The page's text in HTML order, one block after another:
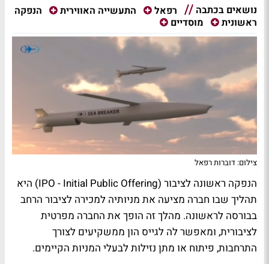
נושאים בכתבה רפאל התעשייה האווירית
הנפקה
ראשונית
מוסדיים
צילום: דוברות רפאל
הנפקה ראשונה לציבור (IPO - Initial Public Offering) היא
תהליך שבו חברה מציעה את מניותיה למכירה לציבור הרחב
בבורסה לראשונה. מהלך זה הופך את החברה מפרטית
לציבורית, ומאפשר לה לגייס הון ממשקיעים לצורך
התרחבות, פיתוח או מתן נזילות לבעלי המניות הקיימים.